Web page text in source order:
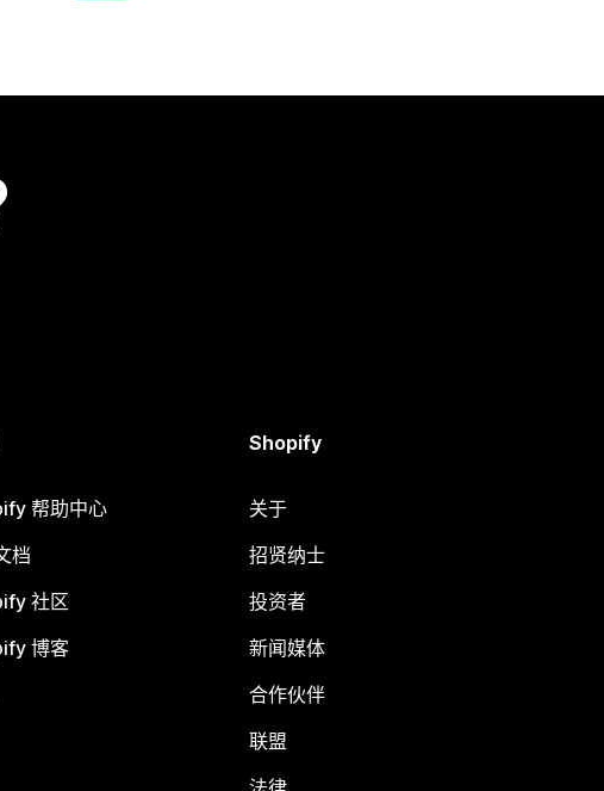
帮助中心
档
社区
博客
Shopify
关于
招贤纳士
投资者
新闻媒体
合作伙伴
联盟